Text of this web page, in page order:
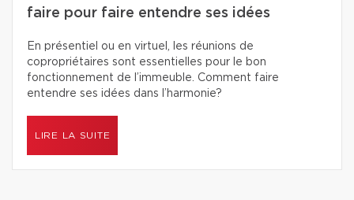
faire pour faire entendre ses idées
En présentiel ou en virtuel, les réunions de
copropriétaires sont essentielles pour le bon
fonctionnement de l’immeuble. Comment faire
entendre ses idées dans l’harmonie?
LIRE LA SUITE